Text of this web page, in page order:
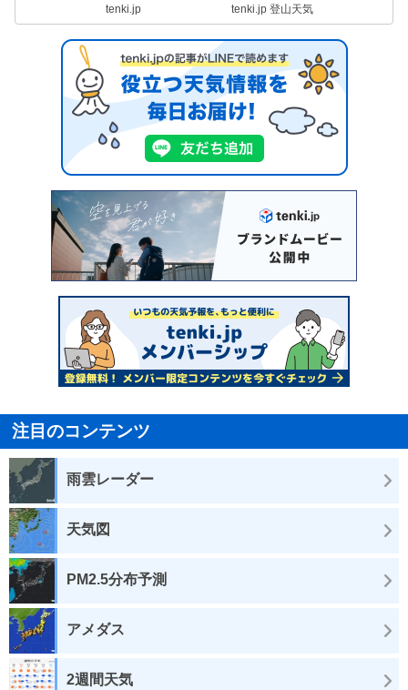
tenki.jp tenki.jp 登山天気
注目のコンテンツ
雨雲レーダー
天気図
PM2.5分布予測
アメダス
2週間天気